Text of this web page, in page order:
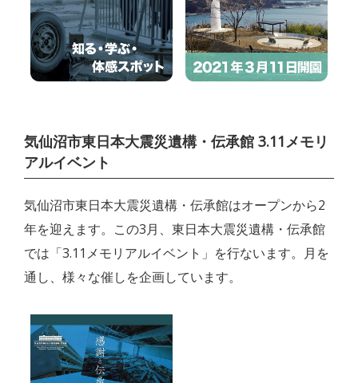
気仙沼市東日本大震災遺構・伝承館 3.11メモリ
アルイベント
気仙沼市東日本大震災遺構・伝承館はオープンから2
年を迎えます。この3月、東日本大震災遺構・伝承館
では「3.11メモリアルイベント」を行ないます。月を
通し、様々な催しを企画しています。